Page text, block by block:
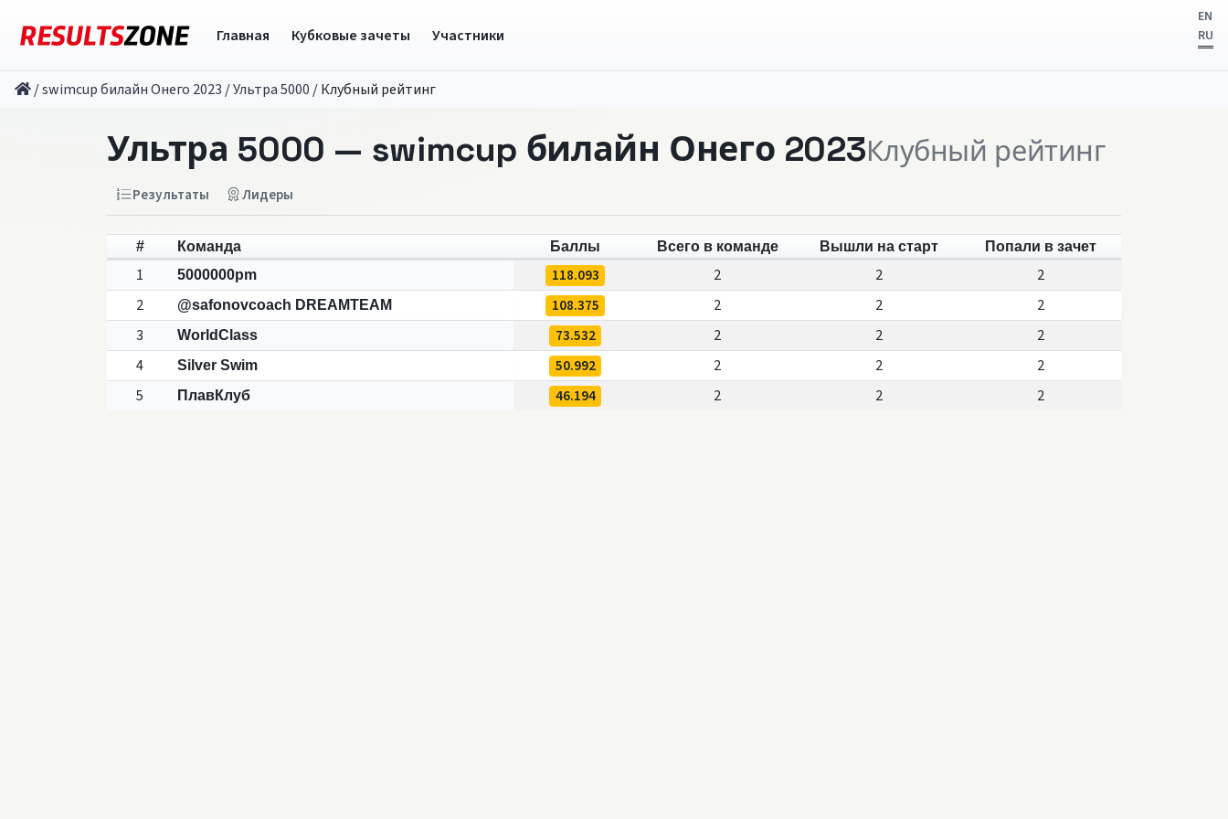
Главная Кубковые зачеты Участники
EN
RU
/swimcup билайн Онего 2023 /Ультра 5000 /Клубный рейтинг
Ультра 5000 — swimcup билайн Онего 2023Клубный рейтинг
Результаты Лидеры
# Команда Баллы Всего в команде Вышли на старт Попали в зачет
1 5000000pm 118.093 2 2
2
2
@safonovcoach DREAMTEAM 108.375 2 2
2
3
WorldClass 73.532 2 2
2
4
Silver Swim 50.992 2 2
2
5
ПлавКлуб 46.194 2 2 2